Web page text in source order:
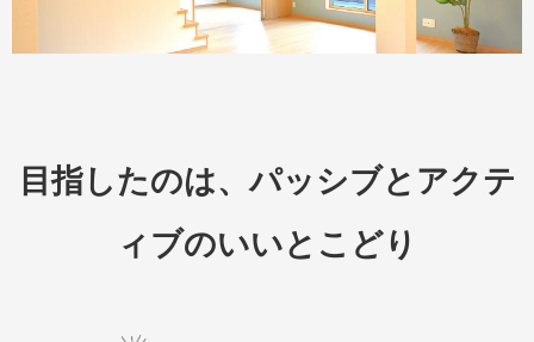
目指したのは、パッシブとアクテ
ィブのいいとこどり